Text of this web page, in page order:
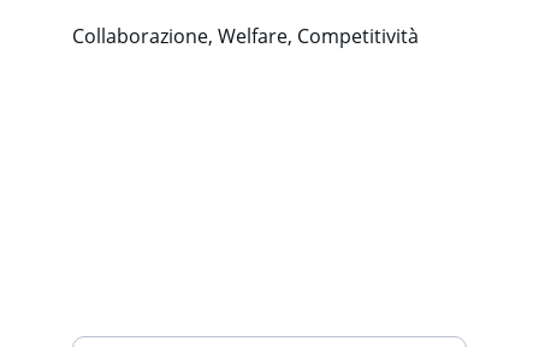
Collaborazione, Welfare, Competitività